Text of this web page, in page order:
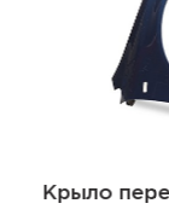
Крыло